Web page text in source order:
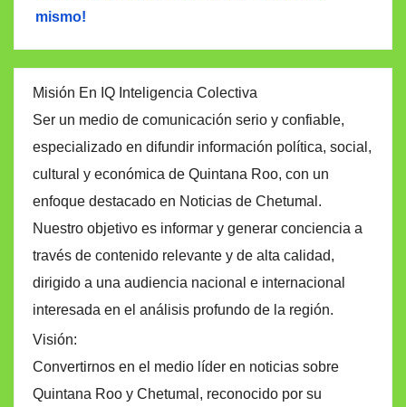
mismo!
Misión En IQ Inteligencia Colectiva
Ser un medio de comunicación serio y confiable,
especializado en difundir información política, social,
cultural y económica de Quintana Roo, con un
enfoque destacado en Noticias de Chetumal.
Nuestro objetivo es informar y generar conciencia a
través de contenido relevante y de alta calidad,
dirigido a una audiencia nacional e internacional
interesada en el análisis profundo de la región.
Visión:
Convertirnos en el medio líder en noticias sobre
Quintana Roo y Chetumal, reconocido por su